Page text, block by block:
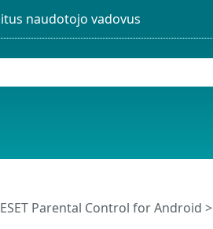
ESET Parental Control for Android >